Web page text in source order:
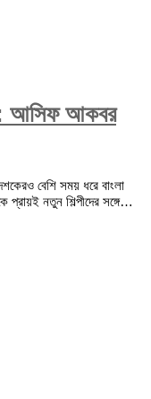
আসিফ আকবর
বেশি সময় ধরে বাংলা
প্রায়ই নতুন শিল্পীদের সঙ্গে…